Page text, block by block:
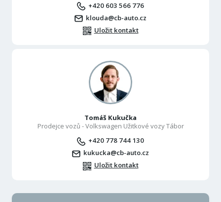
+420 603 566 776
klouda@cb-auto.cz
Uložit kontakt
Tomáš Kukučka
Prodejce vozů - Volkswagen Užitkové vozy Tábor
+420 778 744 130
kukucka@cb-auto.cz
Uložit kontakt